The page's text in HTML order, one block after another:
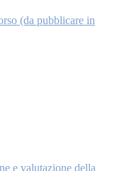
(da pubblicare in
e valutazione della